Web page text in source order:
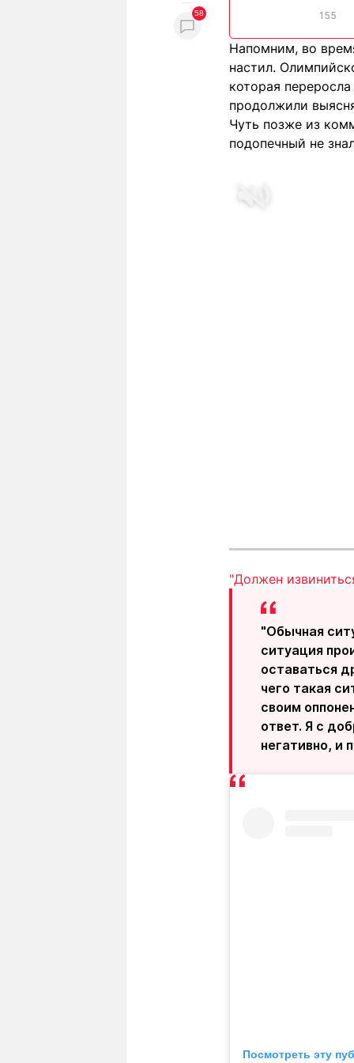
58 155
Напомним, во
настил.
которая
продолжили
Чуть позже из
подопечный не
"Должен
"Обычная
ситуация
оставаться
чего такая
своим
ответ. Я с
негативно, и
Посмотреть эту